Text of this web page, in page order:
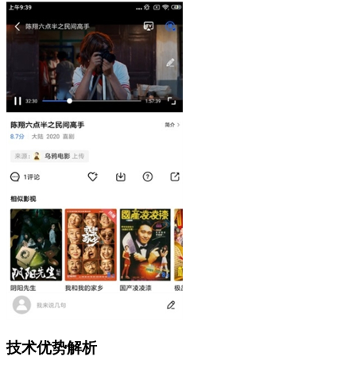
技术优势解析